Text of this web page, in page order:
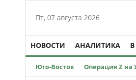
Пт, 07 августа 2026
НОВОСТИ АНАЛИТИКА
Юго-Восток Операция Z на